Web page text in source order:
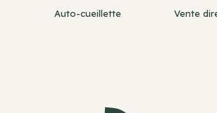
Auto-cueillette Vente